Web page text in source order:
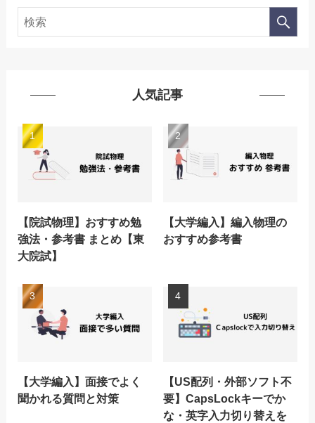
人気記事
【院試物理】おすすめ勉
強法・参考書 まとめ【東
大院試】
【大学編入】編入物理の
おすすめ参考書
【大学編入】面接でよく
聞かれる質問と対策
【US配列・外部ソフト不
要】CapsLockキーでか
な・英字入力切り替えを